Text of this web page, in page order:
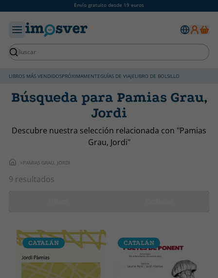
Envío gratuito desde 19 euros
LIBROS MÁS VENDIDOSPRÓXIMAMENTEGUÍAS DE VIAJELIBRO DE BOLSILLO
Búsqueda para Pamias Grau,
Jordi
Descubre nuestra selección relacionada con "Pamias
Grau, Jordi"
PAMIAS GRAU, JORDI
9 resultados
CATALÁN CATALÁN